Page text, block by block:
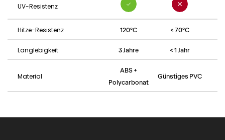
UV-Resistenz
Hitze-Resistenz 120°C < 70°C
Langlebigkeit 3 Jahre < 1 Jahr
Material
ABS +
Polycarbonat
Günstiges PVC